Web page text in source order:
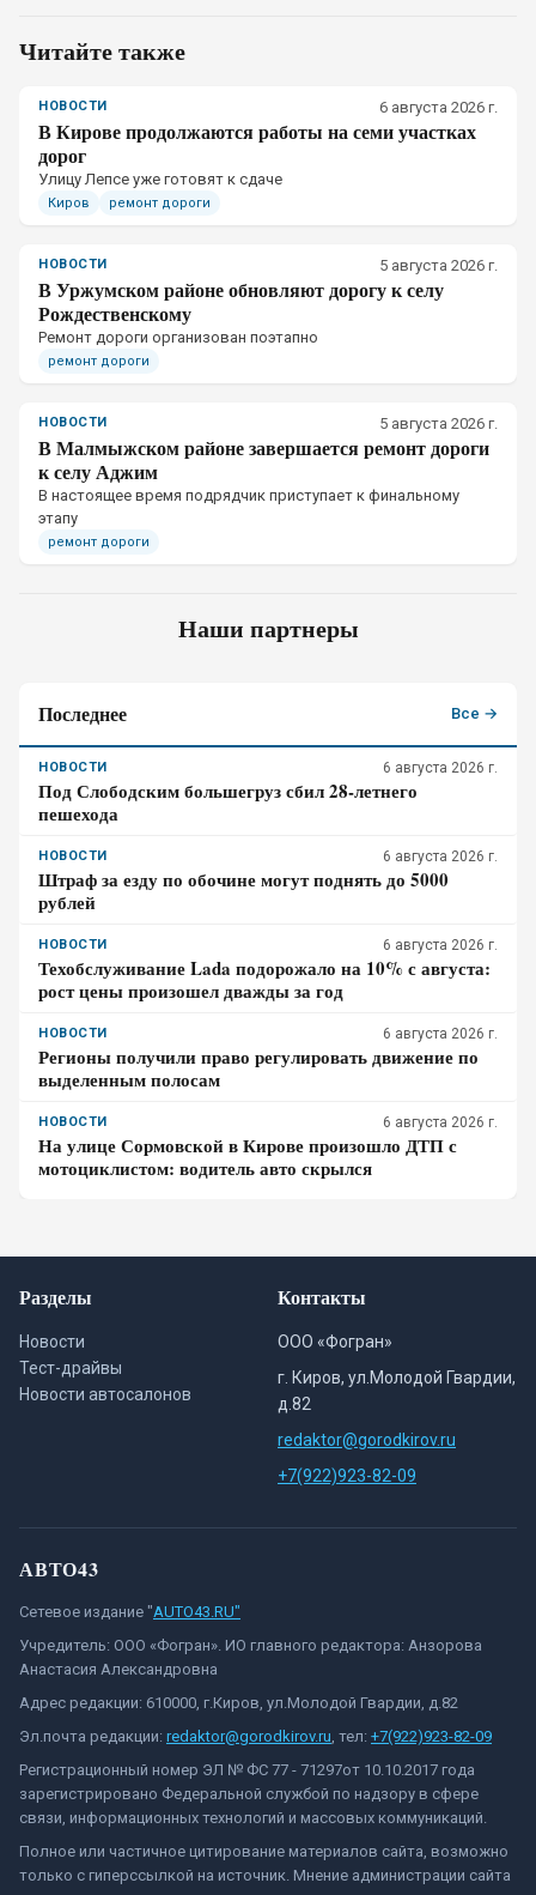
Читайте также
НОВОСТИ 6 августа 2026 г.
В Кирове продолжаются работы на семи участках
дорог
Улицу Лепсе уже готовят к сдаче
Киров ремонт дороги
НОВОСТИ 5 августа 2026 г.
В Уржумском районе обновляют дорогу к селу
Рождественскому
Ремонт дороги организован поэтапно
ремонт дороги
НОВОСТИ 5 августа 2026 г.
В Малмыжском районе завершается ремонт дороги
к селу Аджим
В настоящее время подрядчик приступает к финальному
этапу
ремонт дороги
Наши партнеры
Последнее Все →
НОВОСТИ 6 августа 2026 г.
Под Слободским большегруз сбил 28-летнего
пешехода
НОВОСТИ 6 августа 2026 г.
Штраф за езду по обочине могут поднять до 5000
рублей
НОВОСТИ 6 августа 2026 г.
Техобслуживание Lada подорожало на 10% с августа:
рост цены произошел дважды за год
НОВОСТИ 6 августа 2026 г.
Регионы получили право регулировать движение по
выделенным полосам
НОВОСТИ 6 августа 2026 г.
На улице Сормовской в Кирове произошло ДТП с
мотоциклистом: водитель авто скрылся
Разделы
Новости
Тест-драйвы
Новости автосалонов
Контакты
ООО «Фогран»
г. Киров, ул.Молодой Гвардии,
д.82
redaktor@gorodkirov.ru
+7(922)923-82-09
АВТО43
Сетевое издание "AUTO43.RU"
Учредитель: ООО «Фогран». ИО главного редактора: Анзорова
Анастасия Александровна
Адрес редакции: 610000, г.Киров, ул.Молодой Гвардии, д.82
Эл.почта редакции: redaktor@gorodkirov.ru, тел: +7(922)923-82-09
Регистрационный номер ЭЛ № ФС 77 - 71297от 10.10.2017 года
зарегистрировано Федеральной службой по надзору в сфере
связи, информационных технологий и массовых коммуникаций.
Полное или частичное цитирование материалов сайта, возможно
только с гиперссылкой на источник. Мнение администрации сайта